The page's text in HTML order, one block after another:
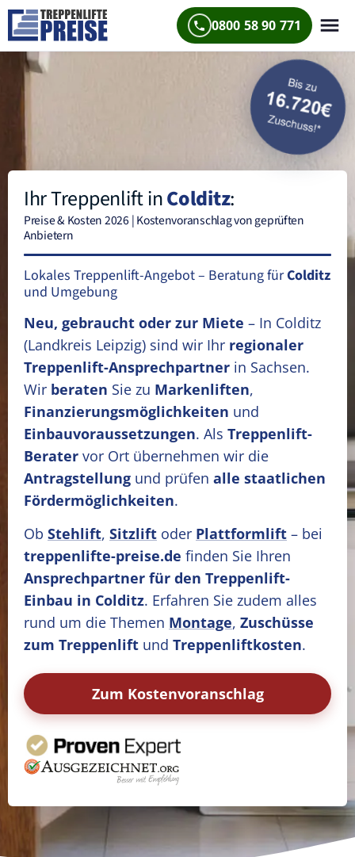
0800 58 90 771
Ihr Treppenlift inColditz:
Preise & Kosten 2026 | Kostenvoranschlag von geprüften
Anbietern
Lokales Treppenlift-Angebot – Beratung fürColditz
und Umgebung
Neu, gebraucht oder zur Miete – In Colditz
(Landkreis Leipzig) sind wir Ihr regionaler
Treppenlift-Ansprechpartner in Sachsen.
Wir beraten Sie zu Markenliften,
Finanzierungsmöglichkeiten und
Einbauvoraussetzungen. Als Treppenlift-
Berater vor Ort übernehmen wir die
Antragstellung und prüfen alle staatlichen
Fördermöglichkeiten.
Ob Stehlift, Sitzlift oder Plattformlift – bei
treppenlifte-preise.de finden Sie Ihren
Ansprechpartner für den Treppenlift-
Einbau in Colditz. Erfahren Sie zudem alles
rund um die Themen Montage, Zuschüsse
zum Treppenlift und Treppenliftkosten.
Zum Kostenvoranschlag